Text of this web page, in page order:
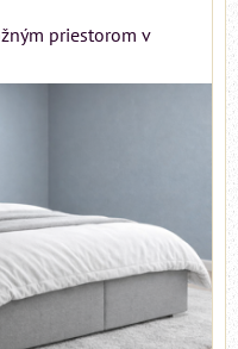
priestorom v